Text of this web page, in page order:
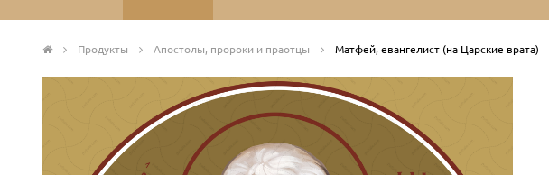
Продукты Апостолы, пророки и праотцы Матфей, евангелист (на Царские врата)